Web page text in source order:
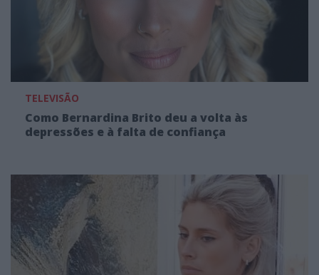
TELEVISÃO
Como Bernardina Brito deu a volta às
depressões e à falta de confiança